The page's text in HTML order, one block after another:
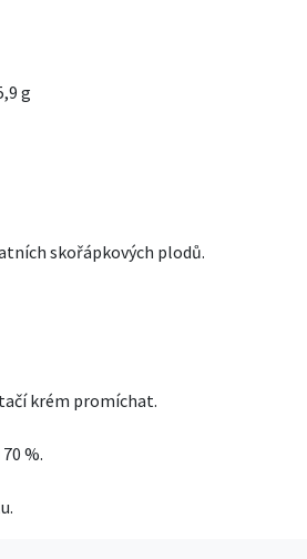
g
skořápkových plodů.
krém promíchat.
%.